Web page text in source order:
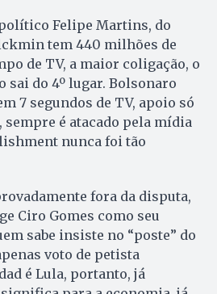
Felipe Martins, do
tem 440 milhões de
de TV, a maior coligação, o
sai do 4º lugar. Bolsonaro
7 segundos de TV, apoio só
sempre é atacado pela mídia
nunca foi tão
fora da disputa,
Ciro Gomes como seu
sabe insiste no “poste” do
voto de petista
é Lula, portanto, já